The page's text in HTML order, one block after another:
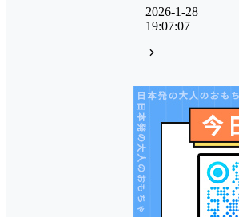
2026-1-28
19:07:07